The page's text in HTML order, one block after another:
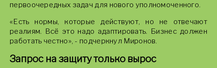
первоочередных задач для нового уполномоченного.
«Есть нормы, которые действуют, но не отвечают
реалиям. Всё это надо адаптировать. Бизнес должен
работать честно», - подчеркнул Миронов.
Запрос на защиту только вырос